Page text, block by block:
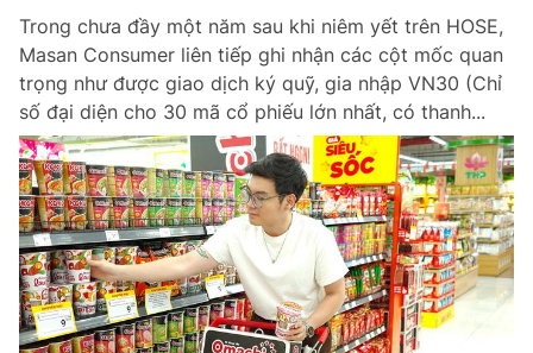
Đọc Thanh Niên trên điện thoại
Theo dõi báo trên
Trong chưa đầy một năm sau khi niêm yết trên HOSE,
Masan Consumer liên tiếp ghi nhận các cột mốc quan
trọng như được giao dịch ký quỹ, gia nhập VN30 (Chỉ
số đại diện cho 30 mã cổ phiếu lớn nhất, có thanh...